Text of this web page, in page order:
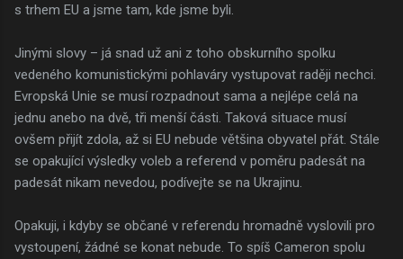
s trhem EU a jsme tam, kde jsme byli.
Jinými slovy – já snad už ani z toho obskurního spolku
vedeného komunistickými pohlaváry vystupovat raději nechci.
Evropská Unie se musí rozpadnout sama a nejlépe celá na
jednu anebo na dvě, tři menší části. Taková situace musí
ovšem přijít zdola, až si EU nebude většina obyvatel přát. Stále
se opakující výsledky voleb a referend v poměru padesát na
padesát nikam nevedou, podívejte se na Ukrajinu.
Opakuji, i kdyby se občané v referendu hromadně vyslovili pro
vystoupení, žádné se konat nebude. To spíš Cameron spolu